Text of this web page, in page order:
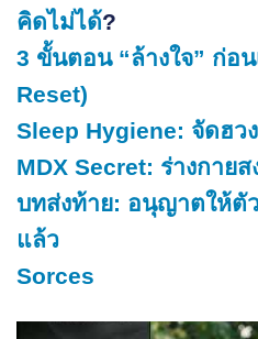
คิดไม่ได้?
3 ขั้นตอน “ล้างใจ” ก่อ
Reset)
Sleep Hygiene: จัดฮว
MDX Secret: ร่างกายส
บทส่งท้าย: อนุญาตให้ตั
แล้ว
Sorces